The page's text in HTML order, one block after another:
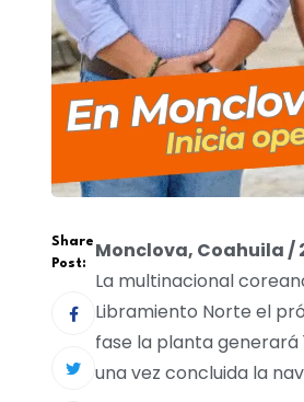
Share
Post:
Monclova, Coahuila /
La multinacional
Libramiento Norte el
fase la planta
una vez concluida la